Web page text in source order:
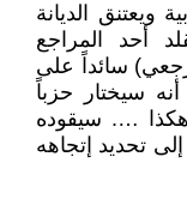
ويعتنق الديانة
أحد المراجع
سائداً على
سيختار حزباً
…. سيقوده
تحديد إتجاهه